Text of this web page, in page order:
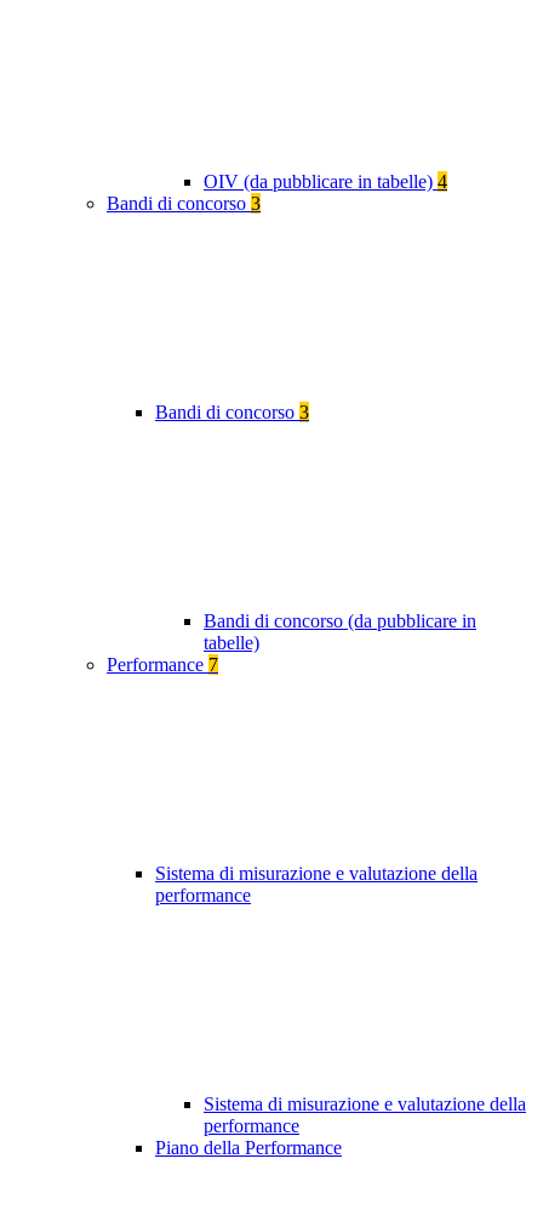
OIV (da pubblicare in tabelle) 4
Bandi di concorso 3
Bandi di concorso 3
Bandi di concorso (da pubblicare in
tabelle)
Performance 7
Sistema di misurazione e valutazione della
performance
Sistema di misurazione e valutazione della
performance
Piano della Performance